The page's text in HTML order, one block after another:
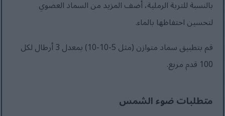
بالنسبة للتربة الرملية، أضف المزيد من السماد العضوي
لتحسين احتفاظها بالماء.
قم بتطبيق سماد متوازن (مثل 5-10-10) بمعدل 3 أرطال لكل
100 قدم مربع.
متطلبات ضوء الشمس